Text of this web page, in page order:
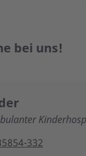
bei uns!
332